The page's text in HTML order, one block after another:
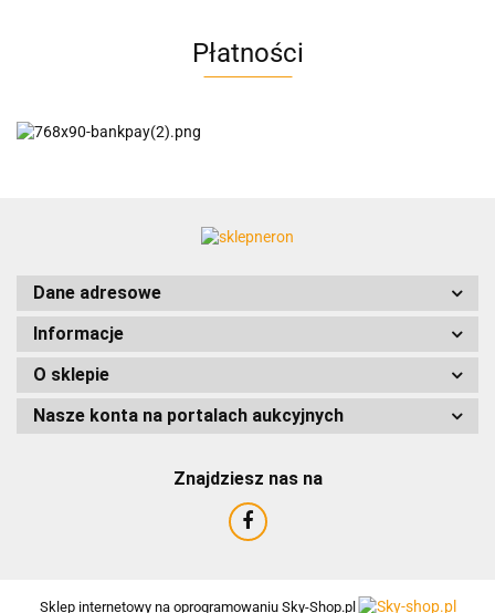
AC EasyLine
AMTRA
Płatności
Dane adresowe
Informacje
O sklepie
Nasze konta na portalach aukcyjnych
Znajdziesz nas na
Sklep internetowy na oprogramowaniu Sky-Shop.pl